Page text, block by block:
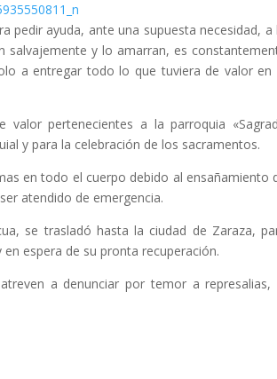
pedir ayuda, ante una supuesta necesidad, a
salvajemente y lo amarran, es
a entregar todo lo que tuviera de valor en
pertenecientes a la parroquia
y para la celebración de los sacramentos.
en todo el cuerpo debido al ensañamiento
atendido de emergencia.
se trasladó hasta la ciudad de Zaraza,
espera de su pronta recuperación.
a denunciar por temor a represalias,